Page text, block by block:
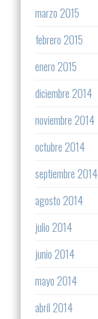
marzo 2015
febrero 2015
enero 2015
diciembre 2014
noviembre 2014
octubre 2014
septiembre 2014
agosto 2014
julio 2014
junio 2014
mayo 2014
abril 2014